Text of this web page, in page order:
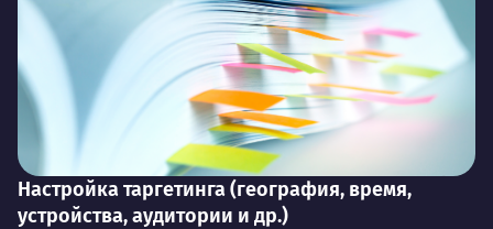
Настройка таргетинга (география, время,
устройства, аудитории и др.)